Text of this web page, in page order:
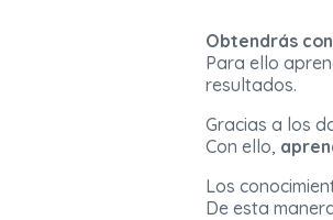
Obtendrás
Para ello
resultados.
Gracias a los
Con ello,
Los
De esta